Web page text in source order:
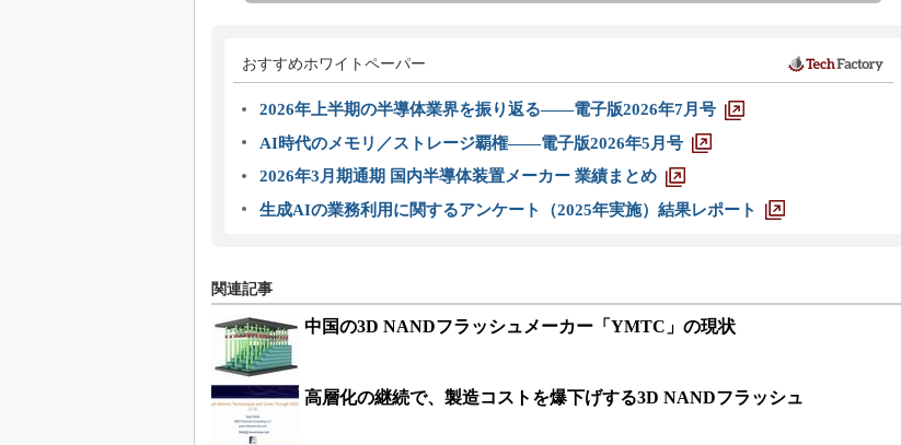
おすすめホワイトペーパー
2026年上半期の半導体業界を振り返る――電子版2026年7月号
AI時代のメモリ／ストレージ覇権――電子版2026年5月号
2026年3月期通期 国内半導体装置メーカー 業績まとめ
生成AIの業務利用に関するアンケート（2025年実施）結果レポート
関連記事
中国の3D NANDフラッシュメーカー「YMTC」の現状
高層化の継続で、製造コストを爆下げする3D NANDフラッシュ